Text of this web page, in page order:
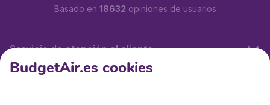
Basado en 18632 opiniones de usuarios
Servicio de atención al cliente
BudgetAir.es cookies